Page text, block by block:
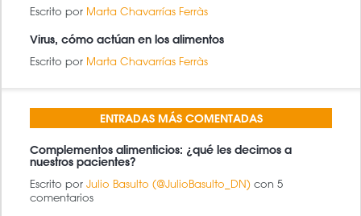
Escrito por Marta Chavarrías Ferràs
Virus, cómo actúan en los alimentos
Escrito por Marta Chavarrías Ferràs
ENTRADAS MÁS COMENTADAS
Complementos alimenticios: ¿qué les decimos a
nuestros pacientes?
Escrito por Julio Basulto (@JulioBasulto_DN) con 5
comentarios